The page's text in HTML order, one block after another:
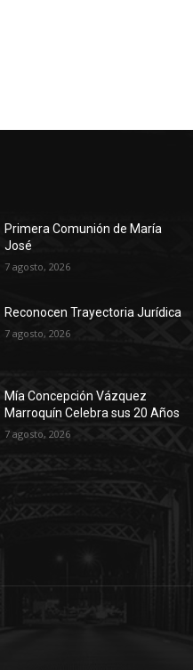
Primera Comunión de María
José
7 agosto, 2026
Reconocen Trayectoria Jurídica
7 agosto, 2026
Mía Concepción Vázquez
Marroquín Celebra sus 20 Años
7 agosto, 2026